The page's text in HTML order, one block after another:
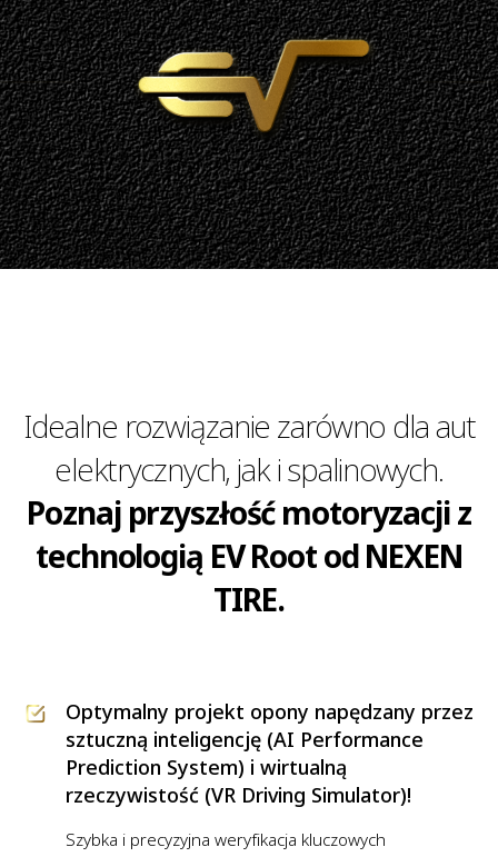
Idealne rozwiązanie zarówno dla aut
elektrycznych, jak i spalinowych.
Poznaj przyszłość motoryzacji z
technologią EV Root od NEXEN
TIRE.
Optymalny projekt opony napędzany przez
sztuczną inteligencję (AI Performance
Prediction System) i wirtualną
rzeczywistość (VR Driving Simulator)!
Szybka i precyzyjna weryfikacja kluczowych